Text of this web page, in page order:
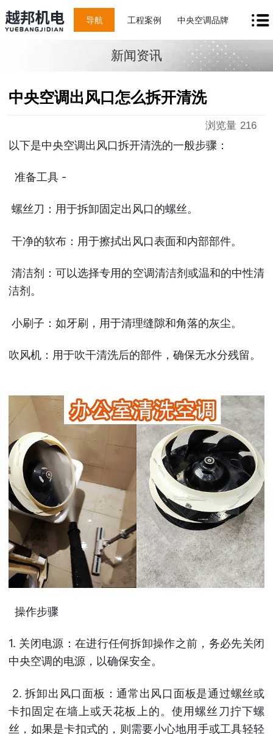
导航 工程案例 中央空调品牌
新闻资讯
中央空调出风口怎么拆开清洗
浏览量 216
以下是中央空调出风口拆开清洗的一般步骤：
准备工具 -
螺丝刀：用于拆卸固定出风口的螺丝。
干净的软布：用于擦拭出风口表面和内部部件。
清洁剂：可以选择专用的空调清洁剂或温和的中性清
洁剂。
小刷子：如牙刷，用于清理缝隙和角落的灰尘。
吹风机：用于吹干清洗后的部件，确保无水分残留。
操作步骤
1. 关闭电源：在进行任何拆卸操作之前，务必先关闭
中央空调的电源，以确保安全。
2. 拆卸出风口面板：通常出风口面板是通过螺丝或
卡扣固定在墙上或天花板上的。使用螺丝刀拧下螺
丝，如果是卡扣式的，则需要小心地用手或工具轻轻